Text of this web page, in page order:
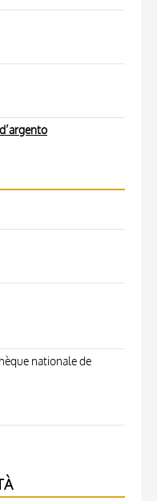
nationale de